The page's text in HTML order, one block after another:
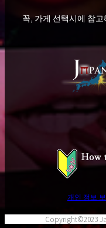
꼭, 가게 선택시에 참고
개인 정보
Copyright©2023